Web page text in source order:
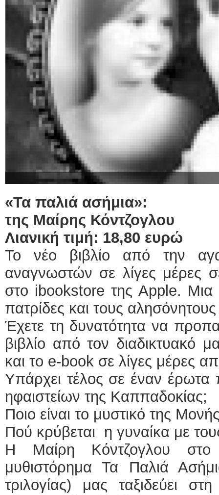
«Τα παλιά ασήμια»:
της Μαίρης Κόντζογλου
Λιανική τιμή: 18,80 ευρώ
Το νέο βιβλίο από την
αναγνωστών σε λίγες μέρες
στο ibookstore της Apple. Μια
πατρίδες και τους
Έχετε τη δυνατότητα να
βιβλίο από τον διαδικτυακό
και το e-book σε λίγες μέρες
Υπάρχει τέλος σε έναν
ηφαιστείων της Καππαδοκίας;
Ποιο είναι το μυστικό της
Πού κρύβεται η γυναίκα με
Η Μαίρη Κόντζογλου στο
μυθιστόρημα Τα Παλιά
τριλογίας) μας ταξιδεύει